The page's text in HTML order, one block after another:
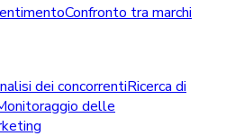
Confronto tra marchi
dei concorrentiRicerca di
delle